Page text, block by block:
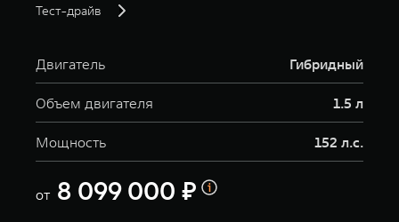
Тест-драйв
Двигатель Гибридный
Объем двигателя 1.5 л
Мощность 152 л.с.
от 8 099 000 ₽